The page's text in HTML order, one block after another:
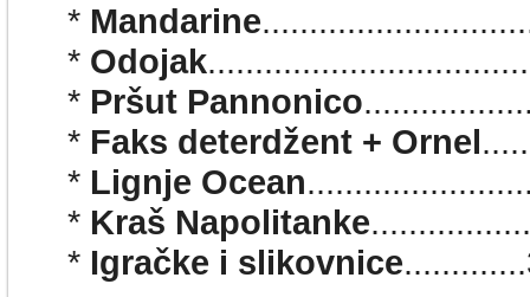
* Mandarine
* Odojak
* Pršut Pannonico
* Faks deterdžent + Ornel
* Lignje Ocean
* Kraš Napolitanke...........
* Igračke i slikovnice